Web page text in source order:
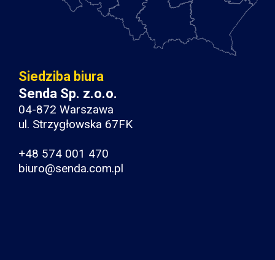
Siedziba biura
Senda Sp. z.o.o.
04-872 Warszawa
ul. Strzygłowska 67FK
+48 574 001 470
biuro@senda.com.pl